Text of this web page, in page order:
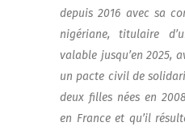
depuis 2016 avec sa
nigé­riane, titu­laire
valable jusqu’en 2025,
un pacte civil de
deux filles nées en
en France et qu’il